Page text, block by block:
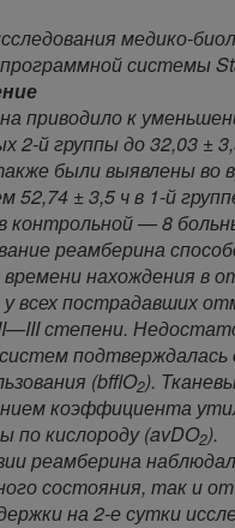
медико-
системы
приводило к
2-й группы до 32,03 ±
были выявлены во
± 3,5 ч в 1-й
контрольной — 8
реамберина
нахождения в
всех пострадавших
степени.
(bfflO2).
коэффициента
по кислороду (avDO2).
реамберина
состояния, так и
на 2-е сутки